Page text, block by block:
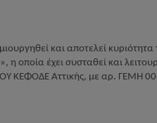
και αποτελεί
η οποία έχει συσταθεί και
Αττικής, με αρ. ΓΕΜΗ